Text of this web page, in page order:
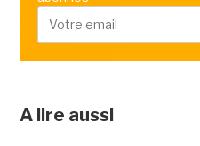
A lire aussi